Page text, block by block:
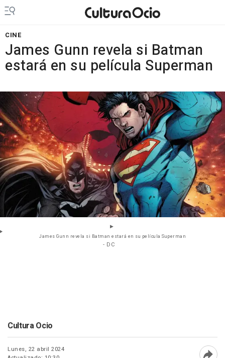
CINE
James Gunn revela si Batman
estará en su película Superman
James Gunn revela si Batman estará en su película Superman
- DC
Cultura Ocio
Lunes, 22 abril 2024